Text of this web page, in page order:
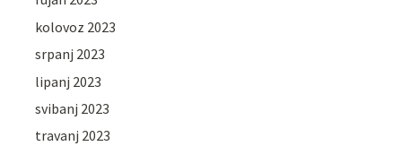
kolovoz 2023
srpanj 2023
lipanj 2023
svibanj 2023
travanj 2023